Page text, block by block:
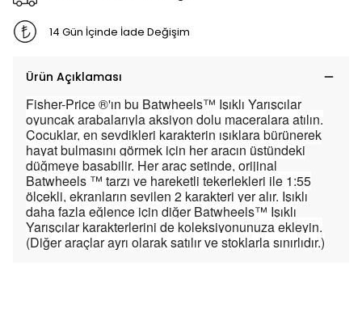
14 Gün İçinde İade Değişim
Ürün Açıklaması
Fisher-Price ®'ın bu Batwheels™ Işıklı Yarışçılar
oyuncak arabalarıyla aksiyon dolu maceralara atılın.
Çocuklar, en sevdikleri karakterin ışıklara bürünerek
hayat bulmasını görmek için her aracın üstündeki
düğmeye basabilir. Her araç setinde, orijinal
Batwheels ™ tarzı ve hareketli tekerlekleri ile 1:55
ölçekli, ekranların sevilen 2 karakteri yer alır. Işıklı
daha fazla eğlence için diğer Batwheels™ Işıklı
Yarışçılar karakterlerini de koleksiyonunuza ekleyin.
(Diğer araçlar ayrı olarak satılır ve stoklarla sınırlıdır.)